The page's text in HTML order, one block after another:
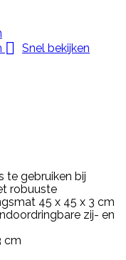

Snel bekijken
te gebruiken bij
robuuste
45 x 45 x 3 cm
zij- en
cm